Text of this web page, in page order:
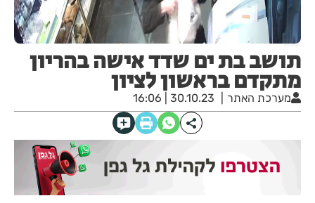
תושב בת ים שדד אישה בהריון
מתקדם בראשון לציון
מערכת האתר 30.10.23 | 16:06